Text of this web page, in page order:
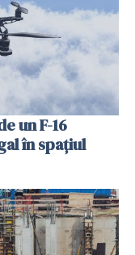
un F-16
în spațiul